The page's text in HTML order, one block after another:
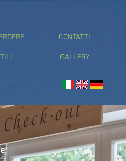
CONTATTI
GALLERY